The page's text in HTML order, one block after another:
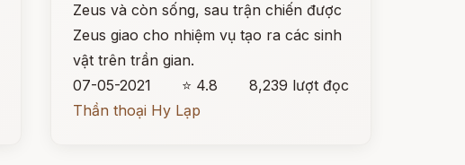
Zeus và còn sống, sau trận chiến được
Zeus giao cho nhiệm vụ tạo ra các sinh
vật trên trần gian.
07-05-2021
⭐ 4.8
8,239 lượt đọc
Thần thoại Hy Lạp